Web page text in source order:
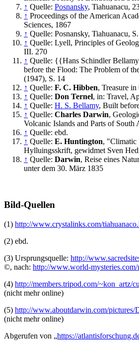
↑ Quelle: Posnansky, Tiahuanacu,
↑ Proceedings of the American
Sciences, 1867
↑ Quelle: Posnansky, Tiahuanacu,
↑ Quelle: Lyell, Principles of
III. 270
↑ Quelle: {{Hans Schindler
before the Flood: The Problem of
(1947), S. 14
↑ Quelle: F. C. Hibben, Treasure
↑ Quelle: Don Ternel, in: Travel,
↑ Quelle: H. S. Bellamy, Built
↑ Quelle: Charles Darwin,
Volcanic Islands and Parts of
↑ Quelle: ebd.
↑ Quelle: E. Huntington, "Climatic
Hylluingsskrift, gewidmet Sven
↑ Quelle: Darwin, Reise eines
unter dem 30. März 1835
Bild-Quellen
(1) http://www.crystalinks.com/
(2) ebd.
(3) Ursprungsquelle: http://
©, nach: http://www.world-
(4) http://members.tripod.com/~kon_artz/
(nicht mehr online)
(5) http://www.aboutdarwin.com/
(nicht mehr online)
Abgerufen von „https://